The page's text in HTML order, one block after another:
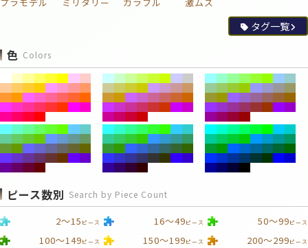
タグ一覧
色 Colors
ピース数別 Search by Piece Count
2～15 ピース 16～49ピース 50～99ピース
100～149ピース 150～199ピース 200～299ピース